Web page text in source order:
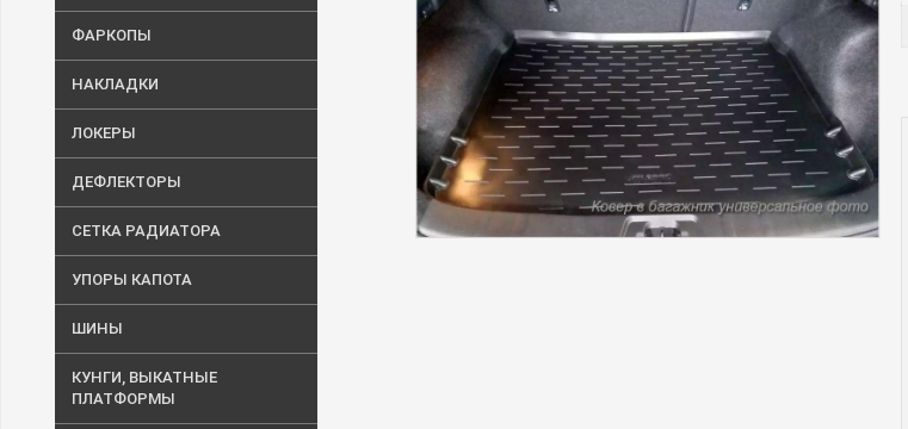
ФАРКОПЫ
НАКЛАДКИ
ЛОКЕРЫ
ДЕФЛЕКТОРЫ
СЕТКА РАДИАТОРА
УПОРЫ КАПОТА
ШИНЫ
КУНГИ, ВЫКАТНЫЕ
ПЛАТФОРМЫ